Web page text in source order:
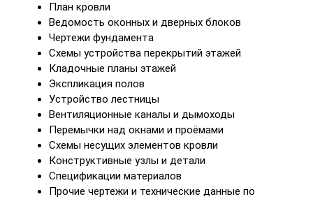
План кровли
Ведомость оконных и дверных блоков
Чертежи фундамента
Схемы устройства перекрытий этажей
Кладочные планы этажей
Экспликация полов
Устройство лестницы
Вентиляционные каналы и дымоходы
Перемычки над окнами и проёмами
Схемы несущих элементов кровли
Конструктивные узлы и детали
Спецификации материалов
Прочие чертежи и технические данные по